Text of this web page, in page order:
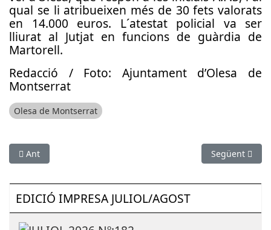
qual se li atribueixen més de 30 fets valorats
en 14.000 euros. L´atestat policial va ser
lliurat al Jutjat en funcions de guàrdia de
Martorell.
Redacció / Foto: Ajuntament d’Olesa de
Montserrat
Olesa de Montserrat
Article anterior: Detingut a Cornellà un home per una
Ant Article
Següent
EDICIÓ IMPRESA JULIOL/AGOST